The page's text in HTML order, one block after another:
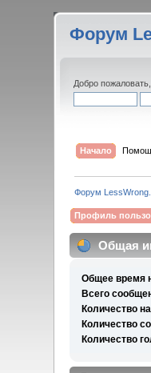
Форум
Добро
Начало
Форум
Профиль
Общая
Общее время
Всего
Количество
Количество
Количество